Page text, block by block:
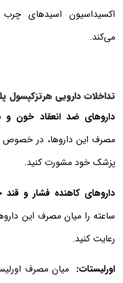
می‌کند.
تداخلات دارویی هرتزکپسول
داروهای ضد انعقاد خون و
مصرف این داروها، در خصوص
پزشک خود مشورت کنید.
داروهای کاهنده فشار و
ساعته را میان مصرف این
رعایت کنید.
اورلیستات: میان مصرف